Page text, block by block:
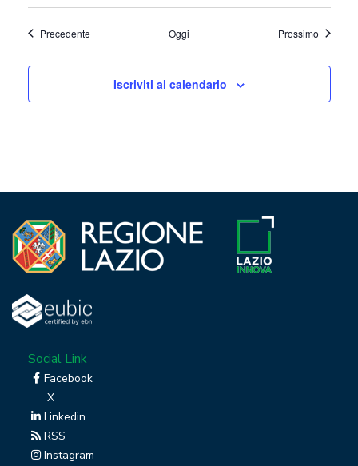
PrecedenteEventi Oggi ProssimoEventi
Iscriviti al calendario
Social Link
Facebook
X
Linkedin
RSS
Instagram